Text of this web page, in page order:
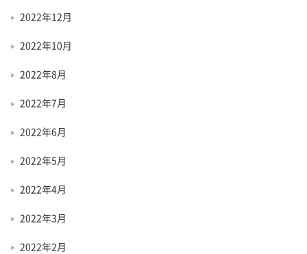
2022年12月
2022年10月
2022年8月
2022年7月
2022年6月
2022年5月
2022年4月
2022年3月
2022年2月